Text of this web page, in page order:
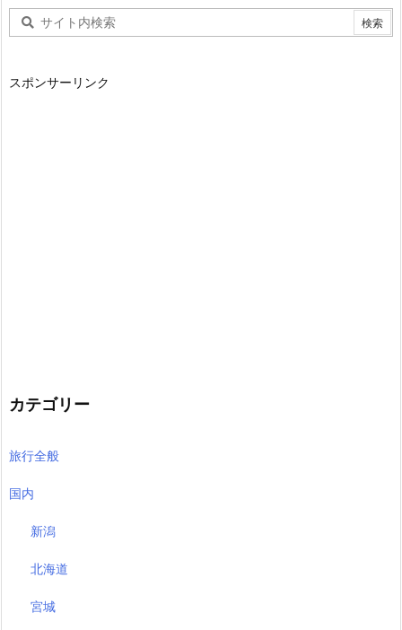
スポンサーリンク
カテゴリー
旅行全般
国内
新潟
北海道
宮城